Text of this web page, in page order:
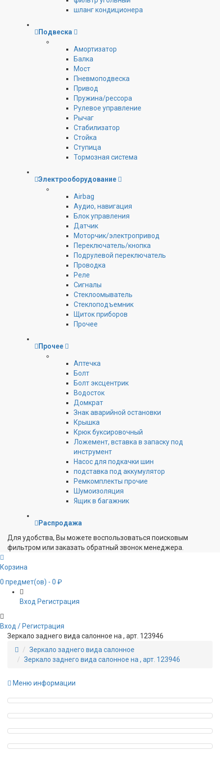
шланг кондиционера
Подвеска
Амортизатор
Балка
Мост
Пневмоподвеска
Привод
Пружина/рессора
Рулевое управление
Рычаг
Стабилизатор
Стойка
Ступица
Тормозная система
Электрооборудование
Airbag
Аудио, навигация
Блок управления
Датчик
Моторчик/электропривод
Переключатель/кнопка
Подрулевой переключатель
Проводка
Реле
Сигналы
Стеклоомыватель
Стеклоподъемник
Щиток приборов
Прочее
Прочее
Аптечка
Болт
Болт эксцентрик
Водосток
Домкрат
Знак аварийной остановки
Крышка
Крюк буксировочный
Ложемент, вставка в запаску под
инструмент
Насос для подкачки шин
подставка под аккумулятор
Ремкомплекты прочие
Шумоизоляция
Ящик в багажник
Распродажа
Для удобства, Вы можете воспользоваться поисковым
фильтром или заказать обратный звонок менеджера.
Корзина
0 предмет(ов) - 0 ₽
Вход Регистрация
Вход / Регистрация
Зеркало заднего вида салонное на , арт. 123946
Зеркало заднего вида салонное
Зеркало заднего вида салонное на , арт. 123946
Меню информации